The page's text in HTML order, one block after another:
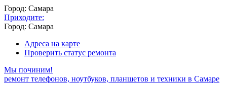
Город: Самара
Приходите:
Город: Самара
Адреса на карте
Проверить статус ремонта
Мы починим!
ремонт телефонов, ноутбуков, планшетов и техники в Самаре